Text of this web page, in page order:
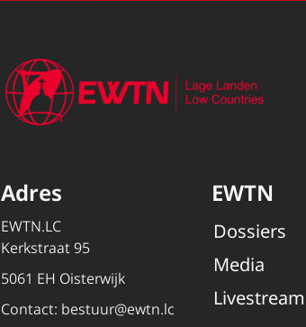
Adres
EWTN.LC
Kerkstraat 95
5061 EH Oisterwijk
Contact: bestuur@ewtn.lc
EWTN
Dossiers
Media
Livestream